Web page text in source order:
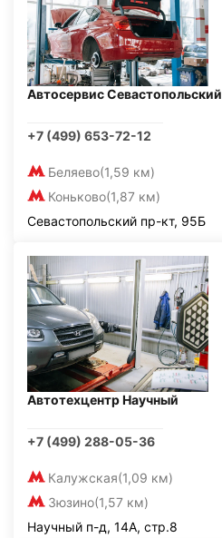
Автосервис Севастопольский
+7 (499) 653-72-12
Беляево(1,59 км)
Коньково(1,87 км)
Севастопольский пр-кт, 95Б
Автотехцентр Научный
+7 (499) 288-05-36
Калужская(1,09 км)
Зюзино(1,57 км)
Научный п-д, 14А, стр.8